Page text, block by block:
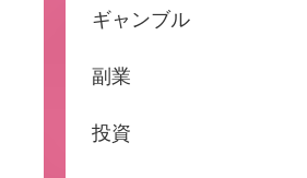
ギャンブル
副業
投資